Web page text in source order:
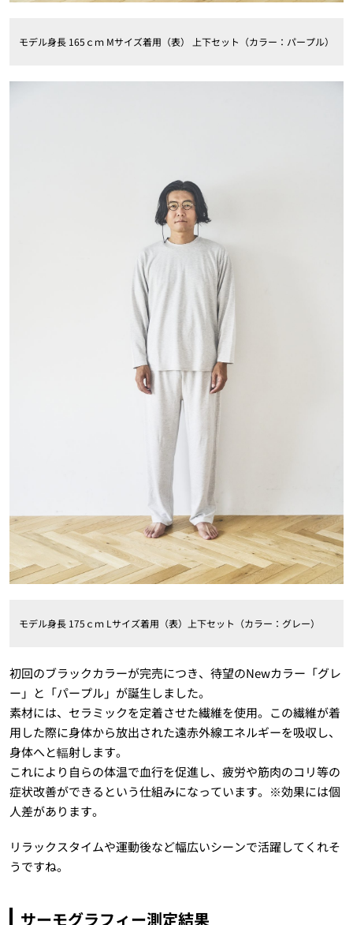
モデル身長 165ｃｍ Mサイズ着用（表） 上下セット（カラー：パープル）
モデル身長 175ｃｍ Lサイズ着用（表）上下セット（カラー：グレー）
初回のブラックカラーが完売につき、待望のNewカラー「グレ
ー」と「パープル」が誕生しました。
素材には、セラミックを定着させた繊維を使用。この繊維が着
用した際に身体から放出された遠赤外線エネルギーを吸収し、
身体へと輻射します。
これにより自らの体温で血行を促進し、疲労や筋肉のコリ等の
症状改善ができるという仕組みになっています。※効果には個
人差があります。
リラックスタイムや運動後など幅広いシーンで活躍してくれそ
うですね。
サーモグラフィー測定結果